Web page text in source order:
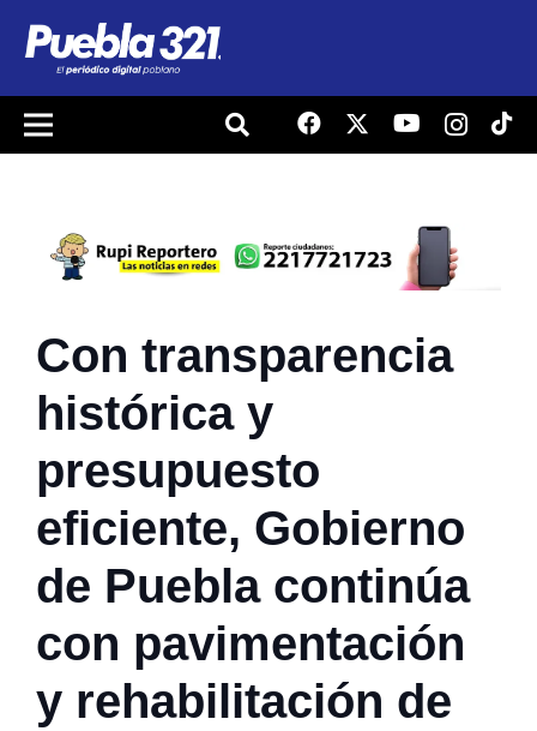
Con transparencia
histórica y
presupuesto
eficiente, Gobierno
de Puebla continúa
con pavimentación
y rehabilitación de